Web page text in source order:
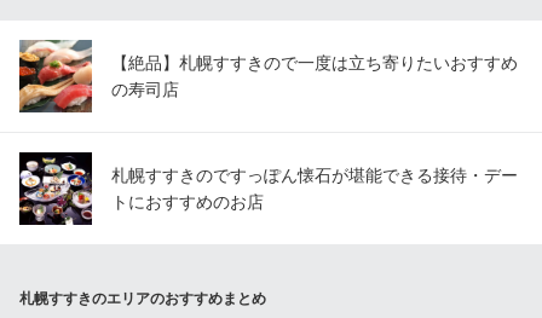
【絶品】札幌すすきので一度は立ち寄りたいおすすめ
の寿司店
札幌すすきのですっぽん懐石が堪能できる接待・デー
トにおすすめのお店
札幌すすきのエリアのおすすめまとめ